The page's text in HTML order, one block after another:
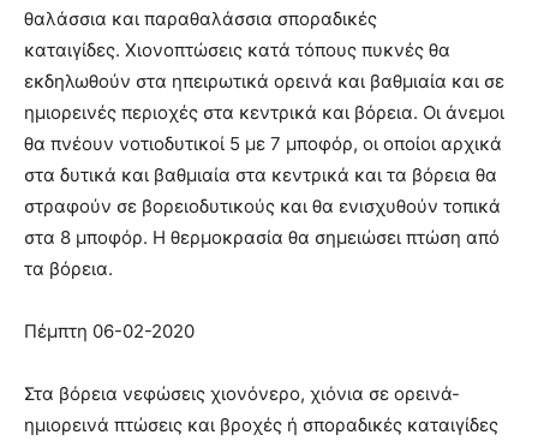
θαλάσσια και παραθαλάσσια σποραδικές
καταιγίδες. Χιονοπτώσεις κατά τόπους πυκνές θα
εκδηλωθούν στα ηπειρωτικά ορεινά και βαθμιαία και σε
ημιορεινές περιοχές στα κεντρικά και βόρεια. Οι άνεμοι
θα πνέουν νοτιοδυτικοί 5 με 7 μποφόρ, οι οποίοι αρχικά
στα δυτικά και βαθμιαία στα κεντρικά και τα βόρεια θα
στραφούν σε βορειοδυτικούς και θα ενισχυθούν τοπικά
στα 8 μποφόρ. Η θερμοκρασία θα σημειώσει πτώση από
τα βόρεια.
Πέμπτη 06-02-2020
Στα βόρεια νεφώσεις χιονόνερο, χιόνια σε ορεινά-
ημιορεινά πτώσεις και βροχές ή σποραδικές καταιγίδες